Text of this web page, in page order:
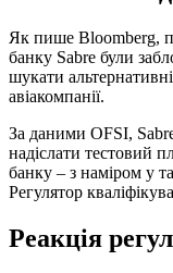
Як пише Bloomberg,
банку Sabre були
шукати
авіакомпанії.
За даними OFSI, Sabre
надіслати тестовий
банку – з наміром у
Регулятор
Реакція